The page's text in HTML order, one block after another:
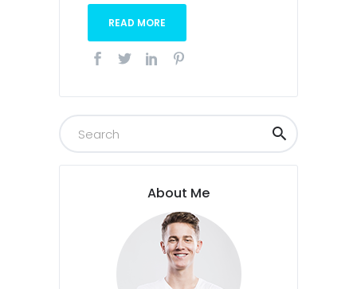
READ MORE
About Me